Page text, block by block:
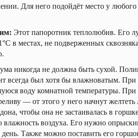
Для него подойдёт место у
Этот папоротник теплолюбив. Его
в местах, не подверженных
никогда не должна быть сухой.
всегда был хотя бы влажноватым. При
воду комнатной температуры. При
— от этого у него начнут желтеть
чтобы она не застаивалась в
воздуха. Его нужно
день. Также можно поставить его